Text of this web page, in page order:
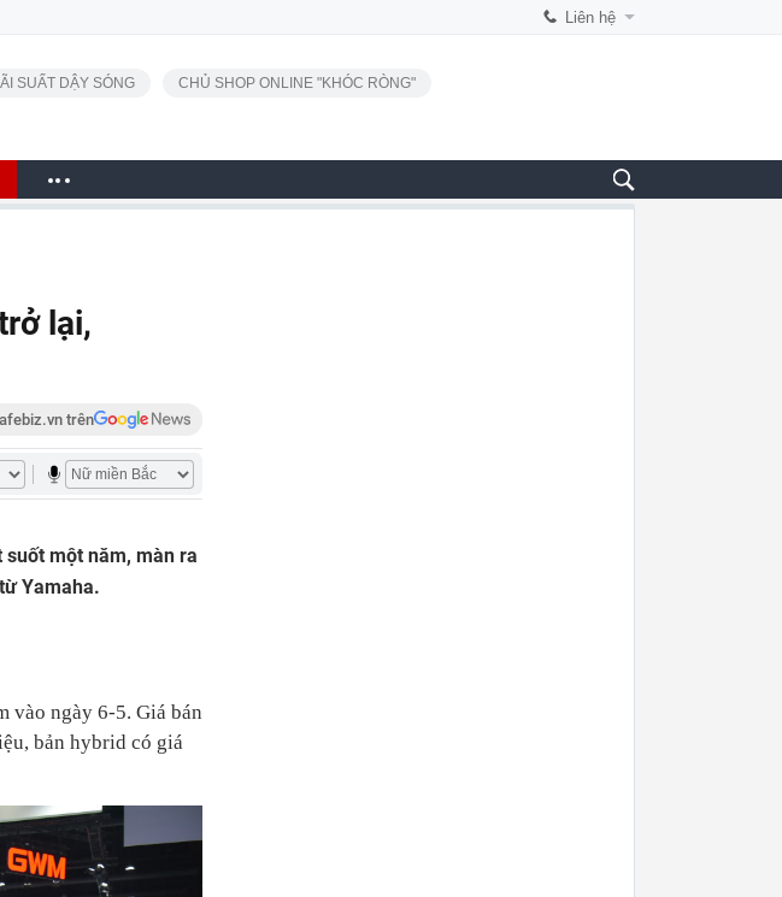
Liên hệ
SUẤT DẬY SÓNG CHỦ SHOP ONLINE "KHÓC RÒNG"
lại,
trên
một năm, màn ra
Yamaha.
vào ngày 6-5. Giá bán
bản hybrid có giá